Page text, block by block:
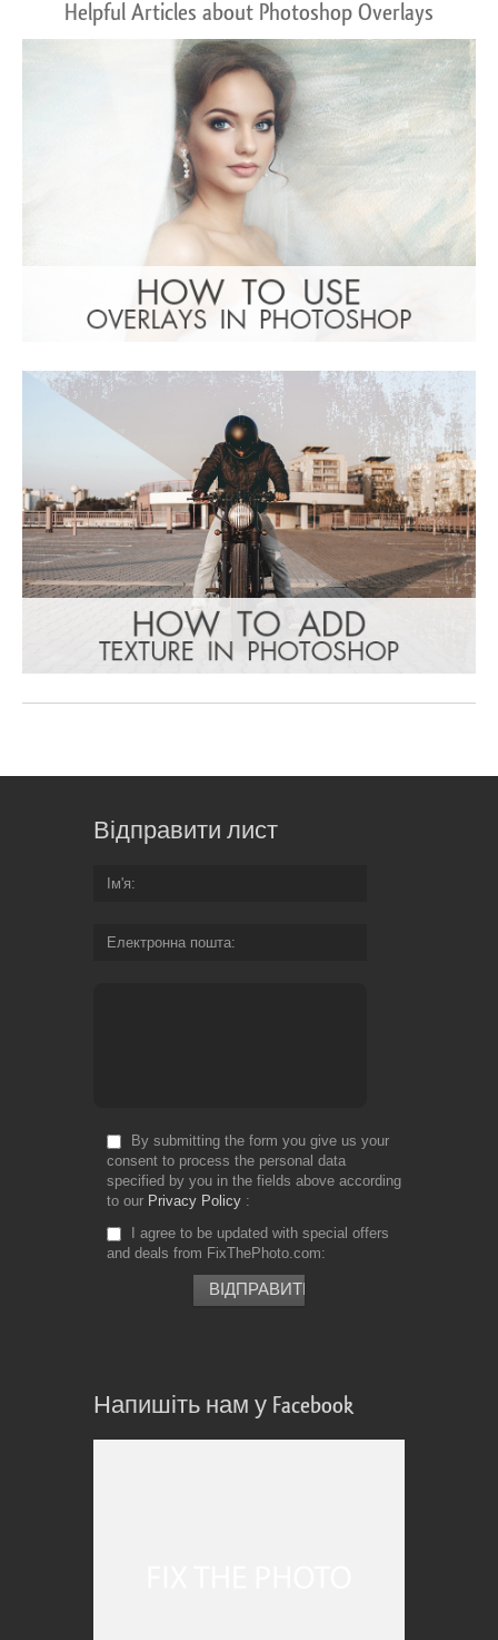
Helpful Articles about Photoshop Overlays
Відправити лист
Ім'я
Електронна пошта
By submitting the form you give us your
consent to process the personal data
specified by you in the fields above according
to our Privacy Policy
I agree to be updated with special offers
and deals from FixThePhoto.com
Напишіть нам у Facebook